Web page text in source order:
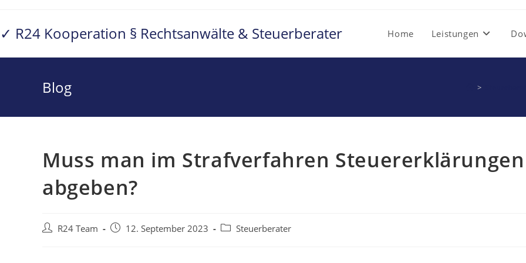
springen
✓ R24 Kooperation § Rechtsanwälte & Steuerberater Home Leistungen
Blog >
Muss man im Strafverfahren Steuererklärungen
abgeben?
Beitrags-
R24 Team
Beitrag12. September 2023
Beitrags-
Steuerberater